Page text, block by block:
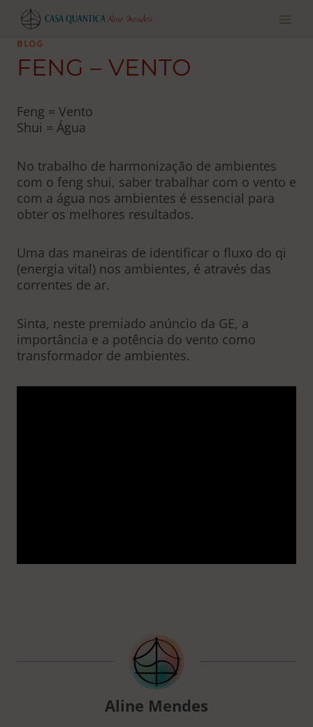
Pular
para
conteúdo
BLOG
FENG – VENTO
Feng = Vento
Shui = Água
No trabalho de harmonização de ambientes
com o feng shui, saber trabalhar com o vento e
com a água nos ambientes é essencial para
obter os melhores resultados.
Uma das maneiras de identificar o fluxo do qi
(energia vital) nos ambientes, é através das
correntes de ar.
Sinta, neste premiado anúncio da GE, a
importância e a potência do vento como
transformador de ambientes.
Aline Mendes